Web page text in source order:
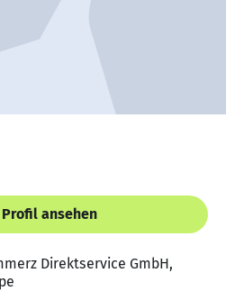
Profil ansehen
Direktservice GmbH,